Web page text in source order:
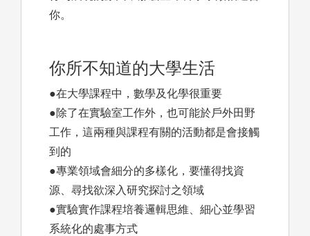
你。
你所不知道的大學生活
●在大學課程中，數學及化學很重要
●除了在實驗室工作外，也可能於戶外田野
工作，這兩種與課程有關的活動都是會接觸
到的
●專業領域會細分的多樣化，要懂得找資
源、尋找欲深入研究探討之領域
●實驗實作課程培養邏輯思維、細心並學習
系統化的處事方式